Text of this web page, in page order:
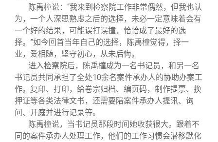
陈禹橦说：“我来到检察院工作非常偶然，但我也认
为，一个人深思熟虑之后的选择，未必一定意味着会有
一个好的结果，可能误打误撞，恰恰成了最好的选
择。”如今回首当年自己的选择，陈禹橦觉得，择一
业，爱相随，坚守初心，从未后悔。
进入检察院后，陈禹橦成为一名书记员，和另一名
书记员共同承担了全处10余名案件承办人的协助办案工
作。复印、打印，给卷宗归档、编页码，制作提票、换
押证等各类法律文书，还需要陪案件承办人提讯、询
问、开庭并进行记录等。
陈禹橦说，当书记员那段时间她收获很大。跟着不
同的案件承办人处理工作，他们的工作习惯会潜移默化